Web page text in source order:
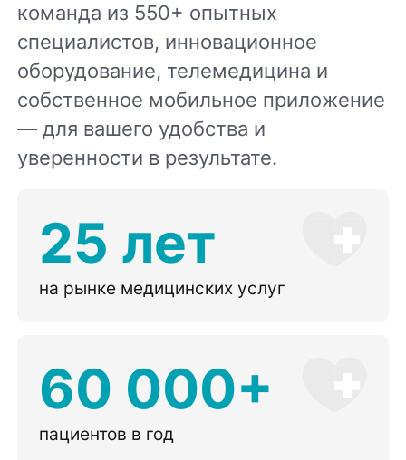
команда из 550+ опытных
специалистов, инновационное
оборудование, телемедицина и
собственное мобильное приложение
— для вашего удобства и
уверенности в результате.
25 лет
на рынке медицинских услуг
60 000+
пациентов в год